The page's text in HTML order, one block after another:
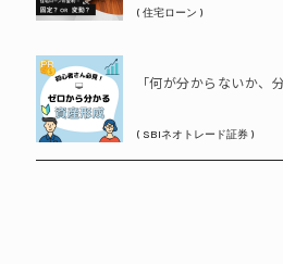
( 住宅ローン )
PR
( SBIネオトレード証券 )